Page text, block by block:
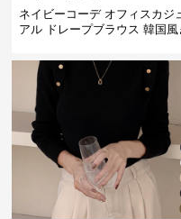
ネイビーコーデ オフィスカジ
アル ドレープブラウス 韓国風